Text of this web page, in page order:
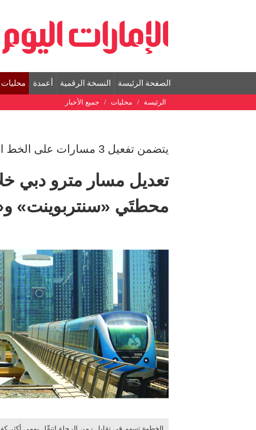
الصفحة الرئيسة النسخة الرقمية أعمدة محليات
الرئيسة محليات جميع الأخبار
يتضمن تفعيل 3 مسارات على الخط الأحمر
تعديل مسار مترو دبي
محطتَي «سنتربوينت»
الخطوة تسهم في تقليل زمن الرحلة لتنقّل يومي أكثر